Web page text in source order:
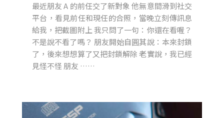
最近朋友 A 的前任交了新對象 他無意間滑到社交
平台，看見前任和現任的合照，當晚立刻傳訊息
給我，把截圖附上 我只問了一句：你還在看喔？
不是說不看了嗎？ 朋友開始自圓其說：本來封鎖
了，後來想想算了又把封鎖解除 老實說，我已經
見怪不怪 朋友 ……